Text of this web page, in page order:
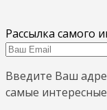
Рассылка самого
Введите Ваш
самые